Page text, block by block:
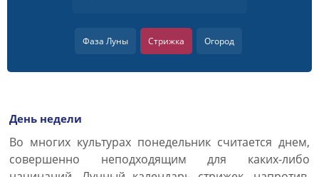
Фаза Луны Стрижка Огород
День недели
Во многих культурах понедельник считается днем,
совершенно неподходящим для каких-либо